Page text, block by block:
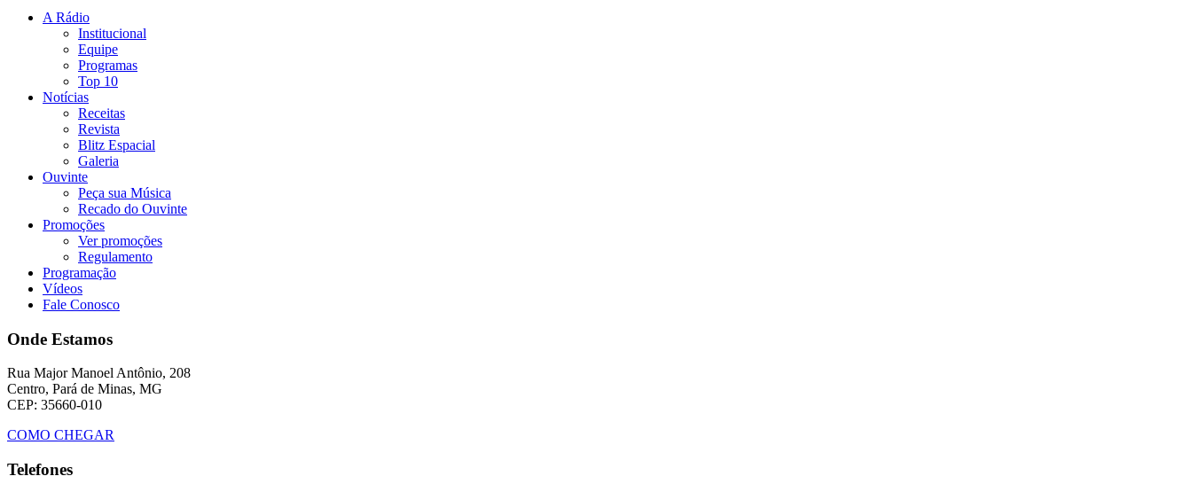
A Rádio
Institucional
Equipe
Programas
Top 10
Notícias
Receitas
Revista
Blitz Espacial
Galeria
Ouvinte
Peça sua Música
Recado do Ouvinte
Promoções
Ver promoções
Regulamento
Programação
Vídeos
Fale Conosco
Onde Estamos
Rua Major Manoel Antônio, 208
Centro, Pará de Minas, MG
CEP: 35660-010
COMO CHEGAR
Telefones